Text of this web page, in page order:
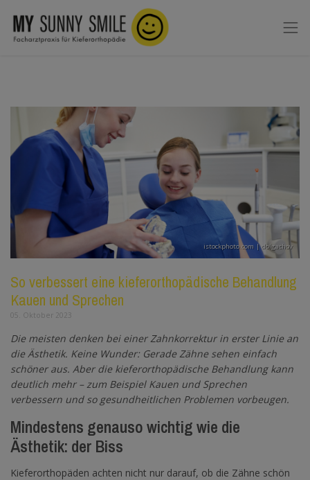
istockphoto.com | dolgachov
So verbessert eine kieferorthopädische Behandlung
Kauen und Sprechen
05. Oktober 2023
Die meisten denken bei einer Zahnkorrektur in erster Linie an
die Ästhetik. Keine Wunder: Gerade Zähne sehen einfach
schöner aus. Aber die kieferorthopädische Behandlung kann
deutlich mehr – zum Beispiel Kauen und Sprechen
verbessern und so gesundheitlichen Problemen vorbeugen.
Mindestens genauso wichtig wie die
Ästhetik: der Biss
Kieferorthopäden achten nicht nur darauf, ob die Zähne schön